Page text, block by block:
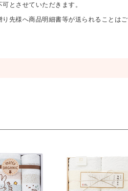
とさせていただきます。
先様へ商品明細書等が送られることはご